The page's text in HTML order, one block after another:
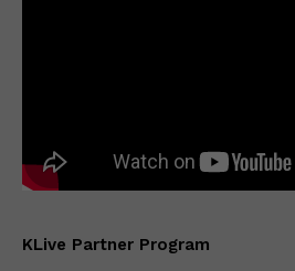
KLive Partner Program